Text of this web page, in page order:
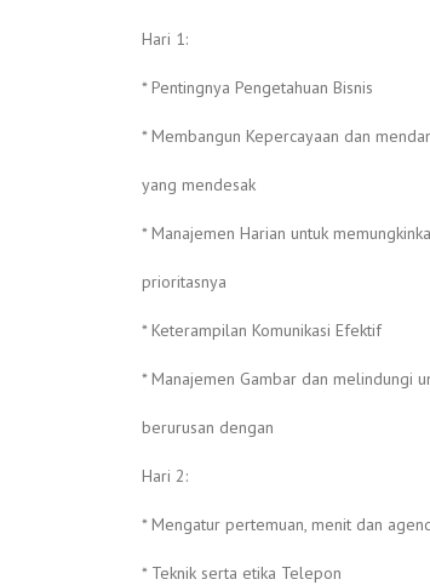
Hari 1:
* Pentingnya Pengetahuan Bisnis
* Membangun Kepercayaan dan
yang mendesak
* Manajemen Harian untuk
prioritasnya
* Keterampilan Komunikasi Efektif
* Manajemen Gambar dan melindungi
berurusan dengan
Hari 2:
* Mengatur pertemuan, menit dan
* Teknik serta etika Telepon